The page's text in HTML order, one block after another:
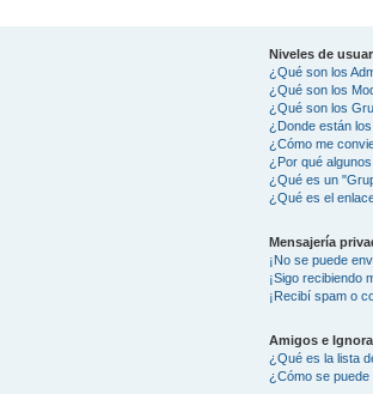
Niveles de
¿Qué son los
¿Qué son los
¿Qué son los
¿Donde están
¿Cómo me
¿Por qué
¿Qué es un
¿Qué es el
Mensajería
¡No se puede
¡Sigo recibiendo
¡Recibí spam o
Amigos e
¿Qué es la lista
¿Cómo se